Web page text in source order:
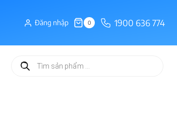
Đăng nhập 0 1900 636 774
Tìm
kiếm